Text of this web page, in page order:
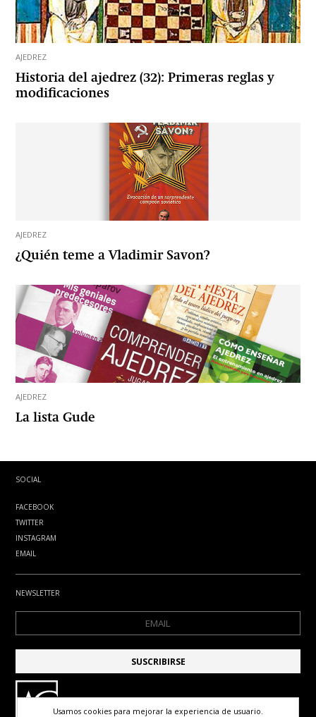
AJEDREZ
Historia del ajedrez (32): Primeras reglas y
modificaciones
AJEDREZ
¿Quién teme a Vladimir Savon?
AJEDREZ
La lista Gude
SOCIAL
FACEBOOK
TWITTER
INSTAGRAM
EMAIL
NEWSLETTER
Usamos cookies para mejorar la experiencia de usuario.